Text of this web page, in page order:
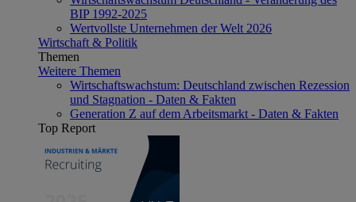
BIP 1992-2025
Wertvollste Unternehmen der Welt 2026
Wirtschaft & Politik
Themen
Weitere Themen
Wirtschaftswachstum: Deutschland zwischen Rezession
und Stagnation - Daten & Fakten
Generation Z auf dem Arbeitsmarkt - Daten & Fakten
Top Report